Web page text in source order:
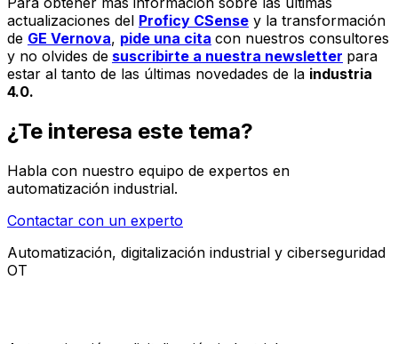
actualizaciones del Proficy CSense y la transformación
de GE Vernova, pide una cita con nuestros consultores
y no olvides de suscribirte a nuestra newsletter para
estar al tanto de las últimas novedades de la industria
4.0.
¿Te interesa este tema?
Habla con nuestro equipo de expertos en
automatización industrial.
Contactar con un experto
Automatización, digitalización industrial y ciberseguridad
OT